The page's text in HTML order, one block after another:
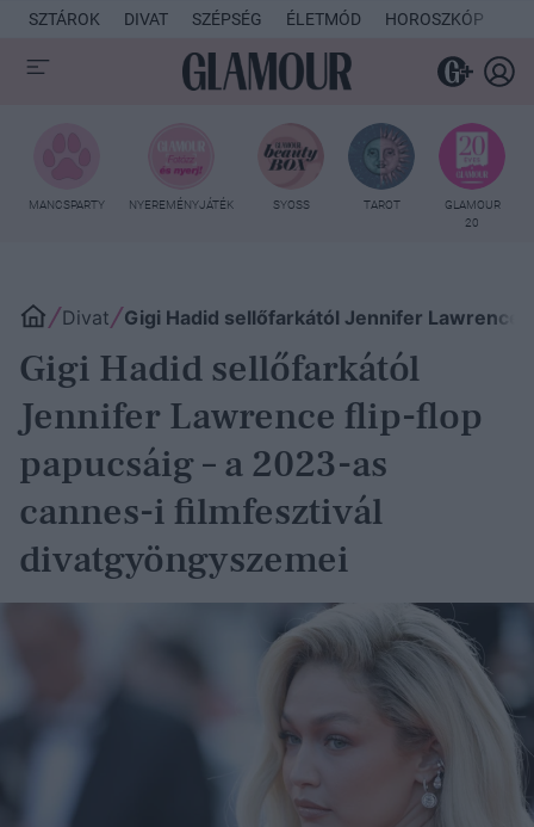
SZTÁROK DIVAT SZÉPSÉG ÉLETMÓD HOROSZKÓP
MANCSPARTY NYEREMÉNYJÁTÉK SYOSS TAROT
GLAMOUR
20
Divat Gigi Hadid sellőfarkától Jennifer
Gigi Hadid sellőfarkától
Jennifer Lawrence flip-flop
papucsáig – a 2023-as
cannes-i filmfesztivál
divatgyöngyszemei